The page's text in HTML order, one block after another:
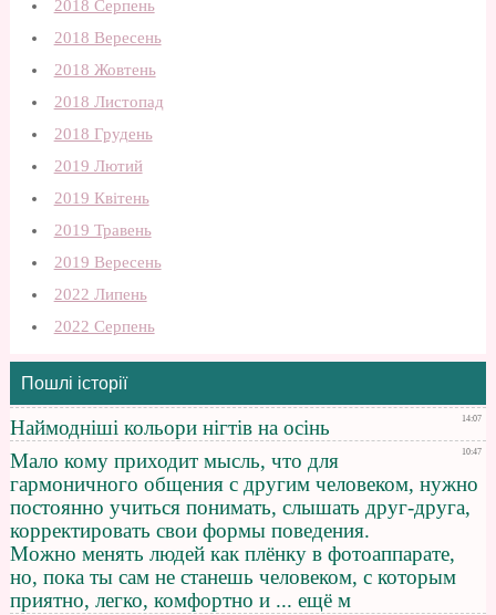
2018 Серпень
2018 Вересень
2018 Жовтень
2018 Листопад
2018 Грудень
2019 Лютий
2019 Квітень
2019 Травень
2019 Вересень
2022 Липень
2022 Серпень
Пошлі історії